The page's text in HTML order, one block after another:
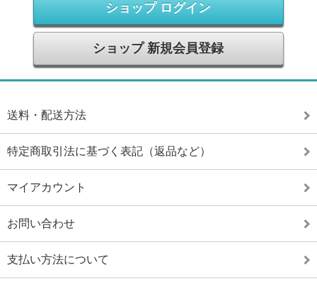
ショップ ログイン
ショップ 新規会員登録
送料・配送方法
特定商取引法に基づく表記（返品など）
マイアカウント
お問い合わせ
支払い方法について